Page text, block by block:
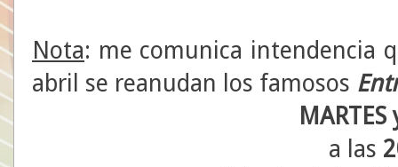
Nota: me comunica intendencia
abril se reanudan los famosos
MARTES
a las